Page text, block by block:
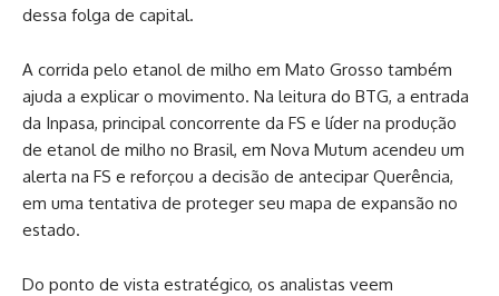
dessa folga de capital.
A corrida pelo etanol de milho em Mato Grosso também
ajuda a explicar o movimento. Na leitura do BTG, a entrada
da Inpasa, principal concorrente da FS e líder na produção
de etanol de milho no Brasil, em Nova Mutum acendeu um
alerta na FS e reforçou a decisão de antecipar Querência,
em uma tentativa de proteger seu mapa de expansão no
estado.
Do ponto de vista estratégico, os analistas veem